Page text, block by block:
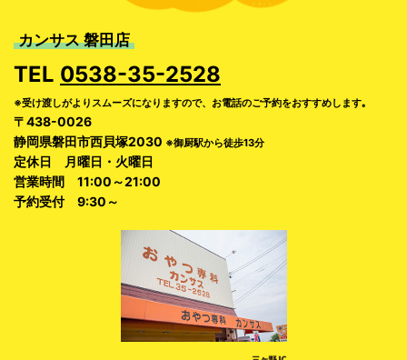
カンサス 磐田店
TEL 0538-35-2528
※受け渡しがよりスムーズになりますので、お電話のご予約をおすすめします｡
〒438-0026
静岡県磐田市西貝塚2030 ※御厨駅から徒歩13分
定休日 月曜日・火曜日
営業時間 11:00～21:00
予約受付 9:30～